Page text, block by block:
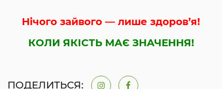
Нічого зайвого — лише здоров’я!
КОЛИ ЯКІСТЬ МАЄ ЗНАЧЕННЯ!
ПОДЕЛИТЬСЯ: